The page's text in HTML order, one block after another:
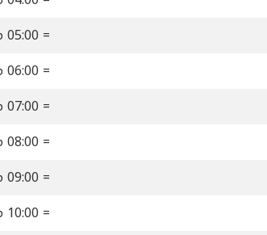
= 05:00 مساءً
= 06:00 مساءً
= 07:00 مساءً
= 08:00 مساءً
= 09:00 مساءً
= 10:00 مساءً